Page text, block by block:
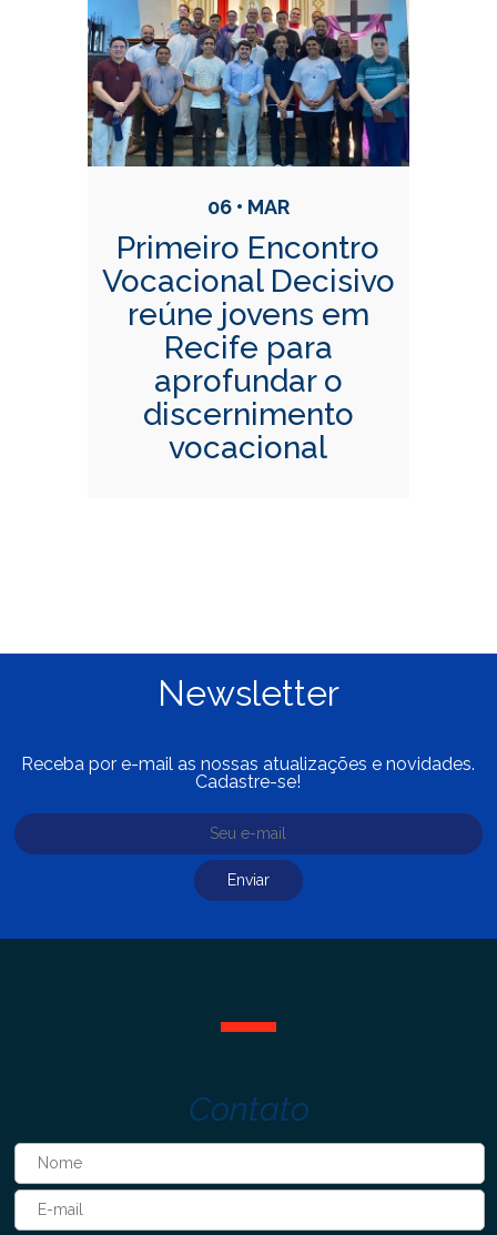
06 • MAR
Primeiro Encontro
Vocacional Decisivo
reúne jovens em
Recife para
aprofundar o
discernimento
vocacional
Newsletter
Receba por e-mail as nossas atualizações e novidades.
Cadastre-se!
Contato